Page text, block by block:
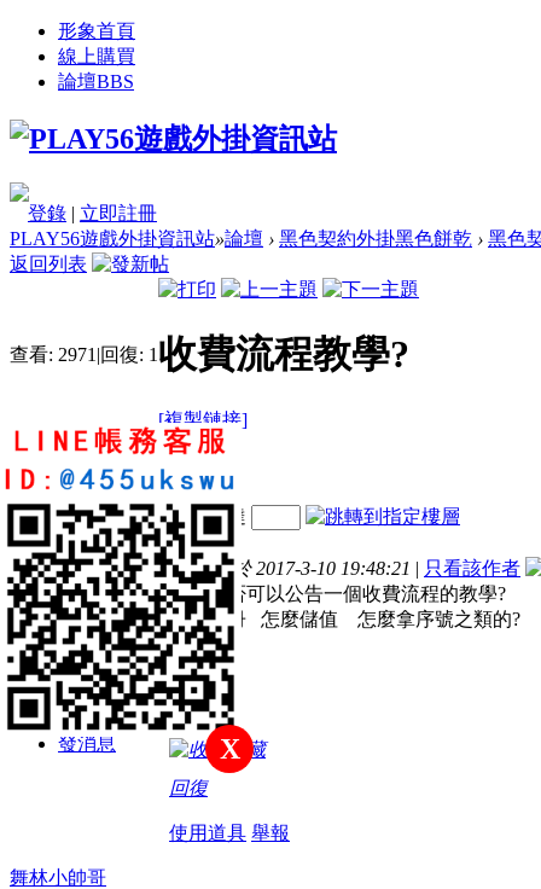
形象首頁
線上購買
論壇BBS
登錄 | 立即註冊
PLAY56遊戲外掛資訊站»論壇 › 黑色契約外掛黑色餅乾 › 黑色
返回列表
查看: 2971 |回復: 1 收費流程教學?
[複製鏈接]
x770926x
18
主題
32
帖子
478
積分
中級會員
積分
478
發消息
電梯直達
樓主
發表於 2017-3-10 19:48:21 | 只看該作者
請問是否可以公告一個收費流程的教學?
怎麼註冊 怎麼儲值 怎麼拿序號之類的?
收藏
回復
使用道具 舉報
舞林小帥哥
X